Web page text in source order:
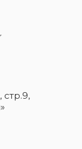
стр.9,